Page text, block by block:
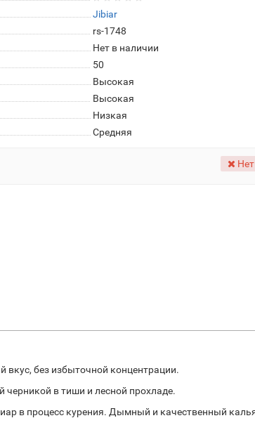
Jibiar
rs-1748
Нет в наличии
50
Высокая
Высокая
Низкая
Средняя
вкус, без избыточной концентрации.
в тиши и лесной прохладе.
в процесс курения. Дымный и качественный